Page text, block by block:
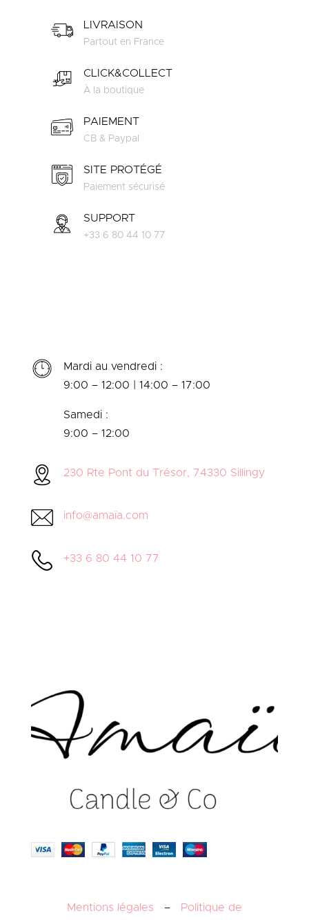
LIVRAISON
Partout en France
CLICK&COLLECT
À la boutique
PAIEMENT
CB & Paypal
SITE PROTÉGÉ
Paiement sécurisé
SUPPORT
+33 6 80 44 10 77
Mardi au vendredi :
9:00 – 12:00 | 14:00 – 17:00
Samedi :
9:00 – 12:00
230 Rte Pont du Trésor, 74330 Sillingy
info@amaïa.com
+33 6 80 44 10 77
Mentions légales – Politique de